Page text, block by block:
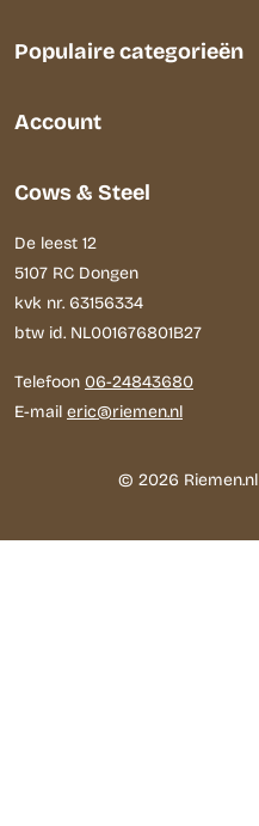
Populaire categorieën
Account
Cows & Steel
De leest 12
5107 RC Dongen
kvk nr. 63156334
btw id. NL001676801B27
Telefoon 06-24843680
E-mail eric@riemen.nl
© 2026 Riemen.nl